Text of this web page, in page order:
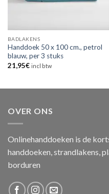
BADLAKENS
Handdoek 50 x 100 cm., petrol
blauw, per 3 stuks
21,95€ incl btw
OVER ONS
Onlinehanddoeken is de
handdoeken, strandlakens,
borduren